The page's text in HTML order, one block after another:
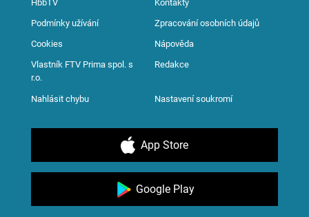
HbbTV Kontakty
Podmínky užívání Zpracování osobních údajů
Cookies Nápověda
Vlastník FTV Prima spol. s
r.o.
Redakce
Nahlásit chybu Nastavení soukromí
App Store
Google Play